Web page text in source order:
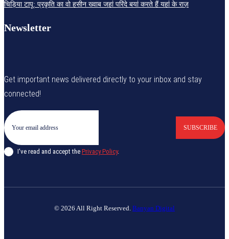
चिड़िया टापू: प्रकृति का वो हसीन ख्वाब जहां परिंदे बयां करते हैं यहां के राज़
Newsletter
Get important news delivered directly to your inbox and stay
connected!
SUBSCRIBE
I've read and accept the Privacy Policy.
© 2026 All Right Reserved. Banyan Digital